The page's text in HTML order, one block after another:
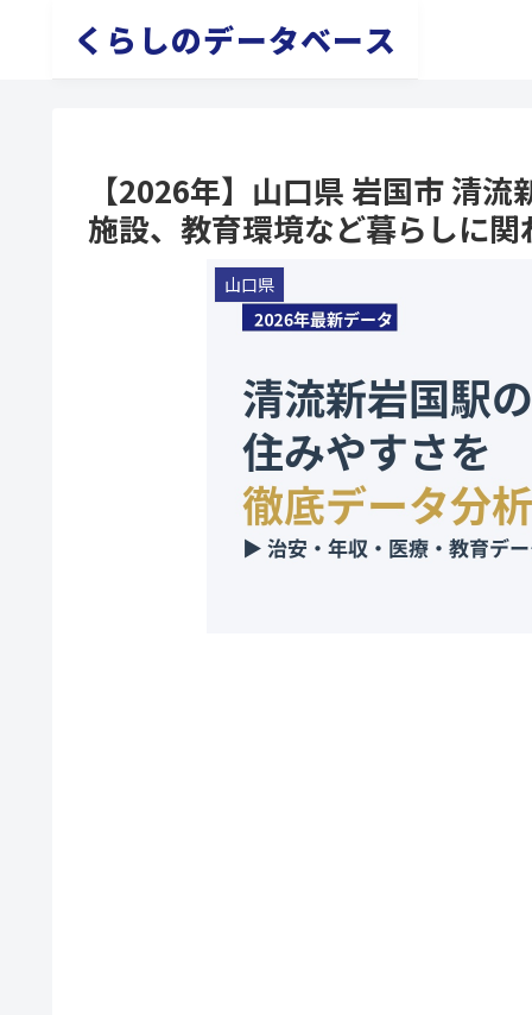
くらしのデータベース
【2026年】山口県 岩国市 清
施設、教育環境など暮らしに
山口県